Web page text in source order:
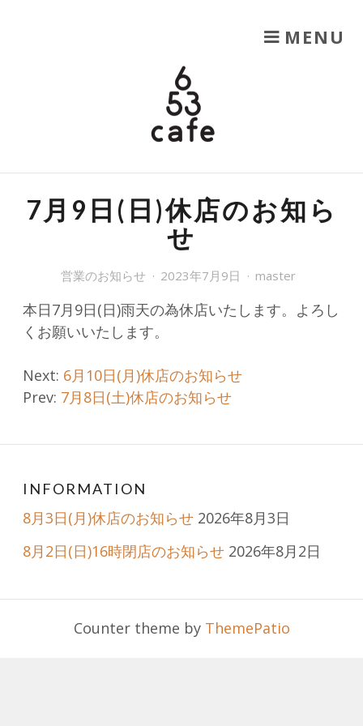
MENU
7月9日(日)休店のお知ら
せ
営業のお知らせ 2023年7月9日 master
本日7月9日(日)雨天の為休店いたします。よろし
くお願いいたします。
Post
navigation
Next: 6月10日(月)休店のお知らせ
Prev: 7月8日(土)休店のお知らせ
INFORMATION
8月3日(月)休店のお知らせ 2026年8月3日
8月2日(日)16時閉店のお知らせ 2026年8月2日
Counter theme by ThemePatio